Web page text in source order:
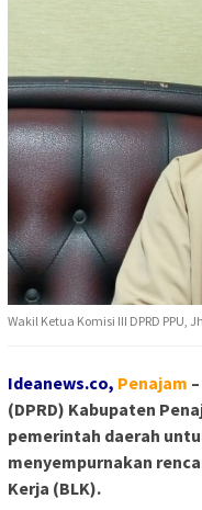
Wakil Ketua Komisi III DPRD PPU,
Ideanews.co, Penajam
(DPRD) Kabupaten
pemerintah daerah
menyempurnakan
Kerja (BLK).